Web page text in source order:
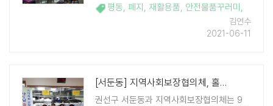
과제다. 이분들의 협력이 있어야만 올바른
생활폐기물 분리배출이 이루어질수 있다"고
평동, 폐지 , 재활용품, 안전물품꾸러미 ,
김연수
2021-06-11
[서둔동] 지역사회보장협의체, 홀몸어르신에게 '여름 보양식 삼계탕' 전달
권선구 서둔동과 지역사회보장협의체는 9